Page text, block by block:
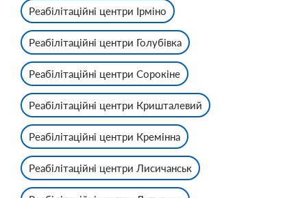
Реабілітаційні центри Ірміно
Реабілітаційні центри Голубівка
Реабілітаційні центри Сорокіне
Реабілітаційні центри Кришталевий
Реабілітаційні центри Кремінна
Реабілітаційні центри Лисичанськ